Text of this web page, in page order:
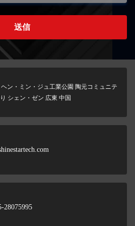
送信
ン・ミン・ジュ工業公園 陶元コミュニテ
シェン・ゼン 広東 中国
28075995